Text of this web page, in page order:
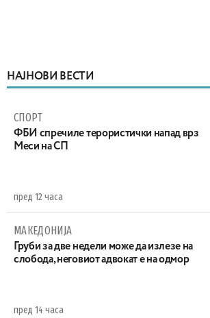
НАЈНОВИ ВЕСТИ
СПОРТ
ФБИ спречиле терористички напад врз
Меси на СП
пред 12 часа
МАКЕДОНИЈА
Груби за две недели може да излезе на
слобода, неговиот адвокат е на одмор
пред 14 часа